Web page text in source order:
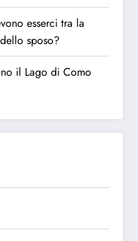
esserci tra la
sposo?
il Lago di Como